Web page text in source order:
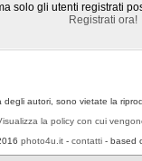
solo gli utenti registrati
Registrati ora!
autori, sono vietate la
la policy con cui
photo4u.it- contatti- based